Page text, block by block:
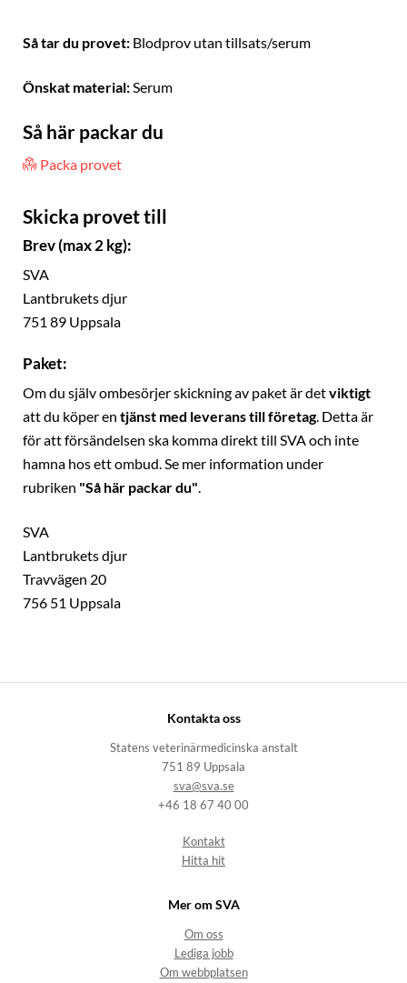
Så tar du provet: Blodprov utan tillsats/serum
Önskat material:Serum
Så här packar du
Packa provet
Skicka provet till
Brev (max 2 kg):
SVA
Lantbrukets djur
751 89 Uppsala
Paket:
Om du själv ombesörjer skickning av paket är detviktigt
att du köper en tjänst med leverans till företag. Detta är
för att försändelsen ska komma direkt till SVA och inte
hamna hos ett ombud. Se mer information under
rubriken "Så här packar du".
SVA
Lantbrukets djur
Travvägen 20
756 51 Uppsala
Kontakta oss
Statens veterinärmedicinska anstalt
751 89 Uppsala
sva@sva.se
+46 18 67 40 00
Kontakt
Hitta hit
Mer om SVA
Om oss
Lediga jobb
Om webbplatsen